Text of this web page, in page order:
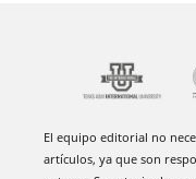
El equipo editorial no
artículos, ya que son